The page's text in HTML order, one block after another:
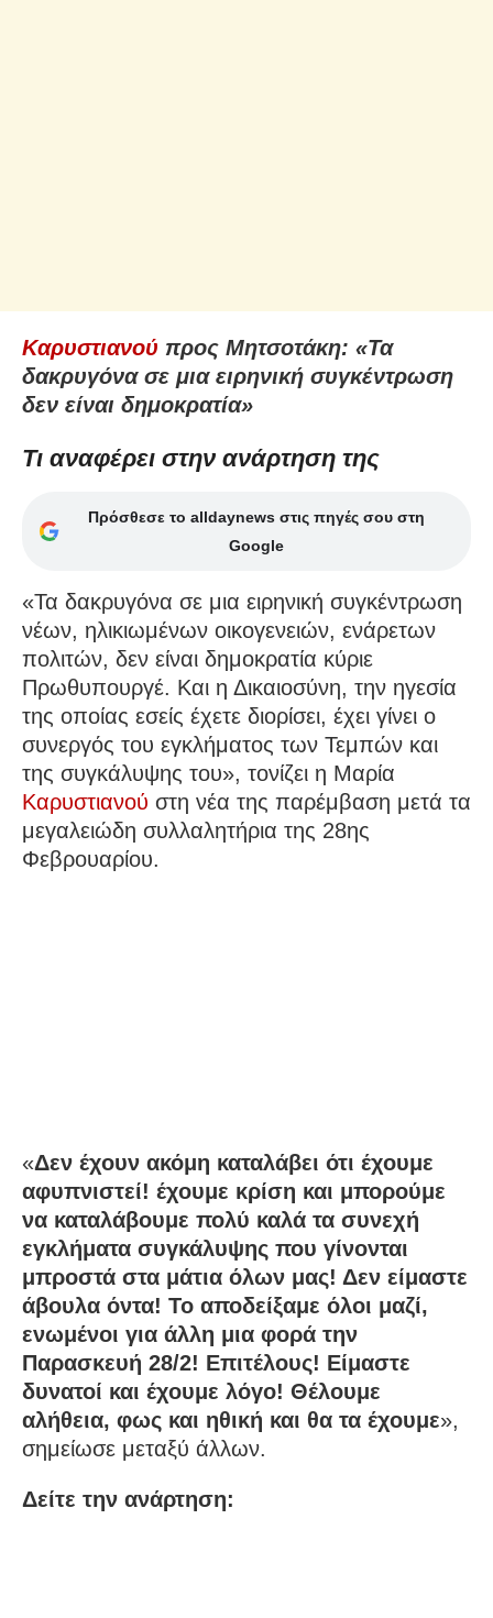
Καρυστιανού προς Μητσοτάκη: «Τα
δακρυγόνα σε μια ειρηνική συγκέντρωση
δεν είναι δημοκρατία»
Τι αναφέρει στην ανάρτηση της
Πρόσθεσε το alldaynews στις πηγές σου στη
Google
«Τα δακρυγόνα σε μια ειρηνική συγκέντρωση
νέων, ηλικιωμένων οικογενειών, ενάρετων
πολιτών, δεν είναι δημοκρατία κύριε
Πρωθυπουργέ. Και η Δικαιοσύνη, την ηγεσία
της οποίας εσείς έχετε διορίσει, έχει γίνει ο
συνεργός του εγκλήματος των Τεμπών και
της συγκάλυψης του», τονίζει η Μαρία
Καρυστιανού στη νέα της παρέμβαση μετά τα
μεγαλειώδη συλλαλητήρια της 28ης
Φεβρουαρίου.
«Δεν έχουν ακόμη καταλάβει ότι έχουμε
αφυπνιστεί! έχουμε κρίση και μπορούμε
να καταλάβουμε πολύ καλά τα συνεχή
εγκλήματα συγκάλυψης που γίνονται
μπροστά στα μάτια όλων μας! Δεν είμαστε
άβουλα όντα! Το αποδείξαμε όλοι μαζί,
ενωμένοι για άλλη μια φορά την
Παρασκευή 28/2! Επιτέλους! Είμαστε
δυνατοί και έχουμε λόγο! Θέλουμε
αλήθεια, φως και ηθική και θα τα έχουμε»,
σημείωσε μεταξύ άλλων.
Δείτε την ανάρτηση: